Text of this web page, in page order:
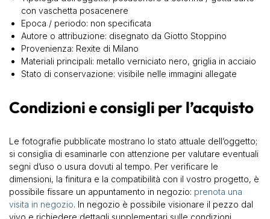
con vaschetta posacenere
Epoca / periodo: non specificata
Autore o attribuzione: disegnato da Giotto Stoppino
Provenienza: Rexite di Milano
Materiali principali: metallo verniciato nero, griglia in acciaio
Stato di conservazione: visibile nelle immagini allegate
Condizioni e consigli per l’acquisto
Le fotografie pubblicate mostrano lo stato attuale dell’oggetto;
si consiglia di esaminarle con attenzione per valutare eventuali
segni d’uso o usura dovuti al tempo. Per verificare le
dimensioni, la finitura e la compatibilità con il vostro progetto, è
possibile fissare un appuntamento in negozio: prenota una
visita in negozio. In negozio è possibile visionare il pezzo dal
vivo e richiedere dettagli supplementari sulle condizioni.